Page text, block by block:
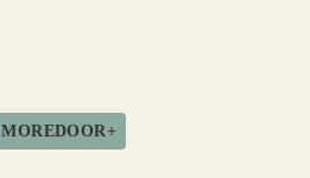
MOREDOOR+